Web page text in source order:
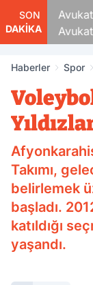
SON
DAKİKA
Vurdu
Haberler Spor
Takımı,
belirlemek
başladı.
katıldığı
yaşandı.